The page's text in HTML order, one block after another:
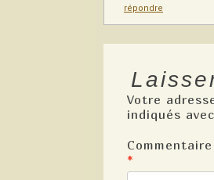
répondre
Votre
indiqués avec
Commentaire
*